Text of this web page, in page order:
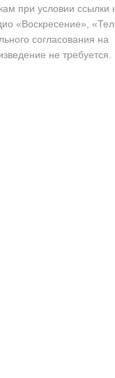
при условии ссылки
«Воскресение»,
согласования на
не требуется.